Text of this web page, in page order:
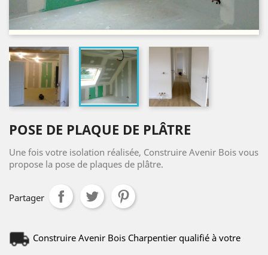
POSE DE PLAQUE DE PLÂTRE
Une fois votre isolation réalisée, Construire Avenir Bois vous
propose la pose de plaques de plâtre.
Partager
Construire Avenir Bois Charpentier qualifié à votre